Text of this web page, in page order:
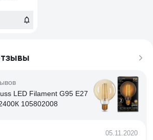
LED Filament G95 E27
105802008
05.11.2020